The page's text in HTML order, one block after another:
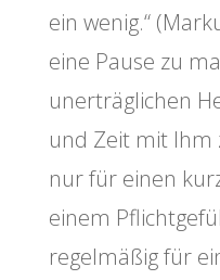
ein wenig.“
eine Pause zu
unerträglichen
und Zeit mit Ihm
nur für einen
einem
regelmäßig für